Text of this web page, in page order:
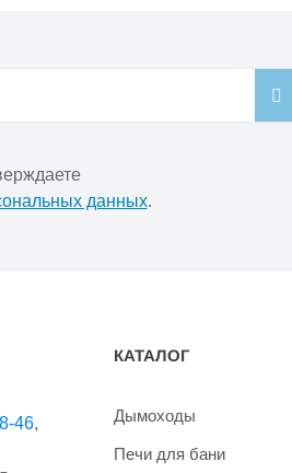
данных.
46,
КАТАЛОГ
Дымоходы
Печи для бани